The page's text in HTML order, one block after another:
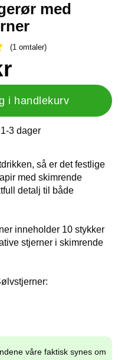
med
5 Stjerne, Gå til alle
(1 omtaler)
med Sølvstjerner
i handlekurv
På lager
1-3 dager
så er det festlige
med skimrende
detalj til både
inneholder 10 stykker
stjerner i skimrende
våre faktisk synes om